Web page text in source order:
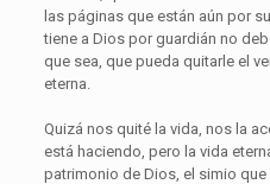
las páginas que están aún por
tiene a Dios por guardián no
que sea, que pueda quitarle el
eterna.
Quizá nos quité la vida, nos la
está haciendo, pero la vida
patrimonio de Dios, el simio